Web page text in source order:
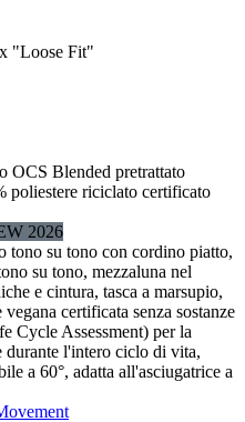
"Loose Fit"
OCS Blended pretrattato
poliestere riciclato certificato
2026
tono su tono con cordino piatto,
su tono, mezzaluna nel
e cintura, tasca a marsupio,
certificata senza sostanze
Cycle Assessment) per la
durante l'intero ciclo di vita,
a 60°, adatta all'asciugatrice a